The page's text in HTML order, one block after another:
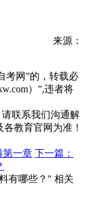
来源：
考网”的，转载必
）”,违者将
联系我们沟通解
教育官网为准！
第一章 下一篇：
有哪些？" 相关